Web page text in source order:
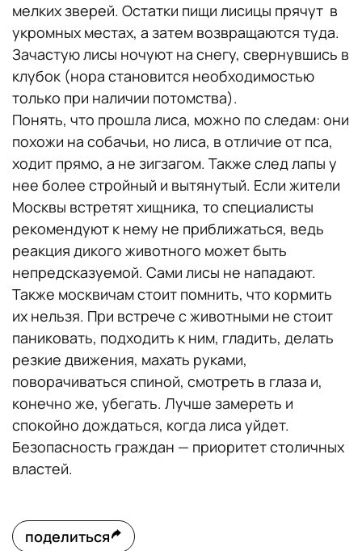
мелких зверей. Остатки пищи лисицы прячут в
укромных местах, а затем возвращаются туда.
Зачастую лисы ночуют на снегу, свернувшись в
клубок (нора становится необходимостью
только при наличии потомства).
Понять, что прошла лиса, можно по следам: они
похожи на собачьи, но лиса, в отличие от пса,
ходит прямо, а не зигзагом. Также след лапы у
нее более стройный и вытянутый. Если жители
Москвы встретят хищника, то специалисты
рекомендуют к нему не приближаться, ведь
реакция дикого животного может быть
непредсказуемой. Сами лисы не нападают.
Также москвичам стоит помнить, что кормить
их нельзя. При встрече с животными не стоит
паниковать, подходить к ним, гладить, делать
резкие движения, махать руками,
поворачиваться спиной, смотреть в глаза и,
конечно же, убегать. Лучше замереть и
спокойно дождаться, когда лиса уйдет.
Безопасность граждан — приоритет столичных
властей.
поделиться